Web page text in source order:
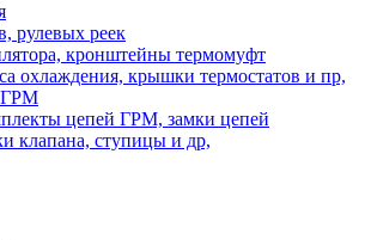
рулевых реек
кронштейны термомуфт
охлаждения, крышки термостатов и пр,
ГРМ
цепей ГРМ, замки цепей
клапана, ступицы и др,